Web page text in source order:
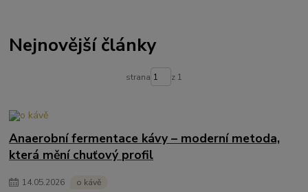
Nejnovější články
strana z 1
Anaerobní fermentace kávy – moderní metoda,
která mění chuťový profil
14.05.2026 o kávě